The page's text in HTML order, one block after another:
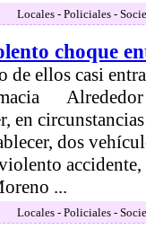
Locales - Policiales -
choque
de ellos casi
Alrededor
en
dos
...
Locales - Policiales -